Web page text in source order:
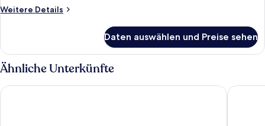
Weitere Details
Weitere
Doppelzimmer,
Terrasse,
Bergblick
Daten auswählen und Preise sehen
Ähnliche Unterkünfte
La Folie Douce Hôtel Chamonix Aiguille